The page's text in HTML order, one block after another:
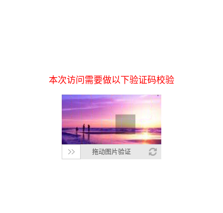
本次访问需要做以下验证码校验
拖动图片验证